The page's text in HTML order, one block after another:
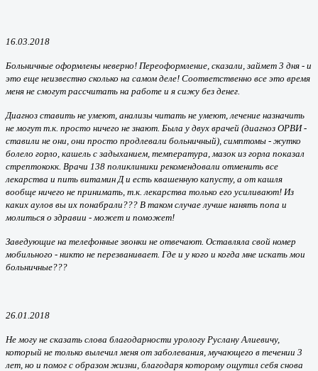
16.03.2018
Больничные оформлены неверно! Переоформление, сказали, займет 3 дня - и
это еще неизвестно сколько на самом деле! Соответственно все это время
меня не смогут рассчитать на работе и я сижу без денег.
Диагноз ставить не умеют, анализы читать не умеют, лечение назначить
не могут т.к. просто ничего не знают. Была у двух врачей (диагноз ОРВИ -
ставили не они, они просто продлевали больничный), симптомы - жутко
болело горло, кашель с задыханием, температура, мазок из горла показал
стрептококк. Врачи 138 поликлиники рекомендовали отменить все
лекарства и пить витамин Д и есть квашенную капусту, а от кашля
вообще ничего не принимать, т.к. лекарства только его усиливают! Из
каких аулов вы их понабрали??? В таком случае лучше нанять попа и
молиться о здравии - может и поможет!
Заведующие на телефонные звонки не отвечают. Оставляла свой номер
мобильного - никто не перезванивает. Где и у кого и когда мне искать мои
больничные???
26.01.2018
Не могу не сказать слова благодарности урологу Руслану Алиевичу,
который не только вылечил меня от заболевания, мучающего в течении 3
лет, но и помог с образом жизни, благодаря которому ощутил себя снова